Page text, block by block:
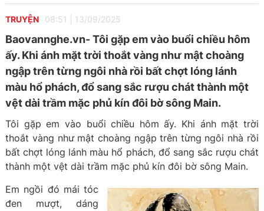
TRUYỆN 08:51 13/09/2025
Baovannghe.vn- Tôi gặp em vào buổi chiều hôm
ấy. Khi ánh mặt trời thoắt vàng như mật choàng
ngập trên từng ngôi nhà rồi bất chợt lóng lánh
màu hổ phách, đổ sang sắc rượu chát thành một
vệt dài trầm mặc phủ kín đôi bờ sông Main.
Tôi gặp em vào buổi chiều hôm ấy. Khi ánh mặt trời
thoắt vàng như mật choàng ngập trên từng ngôi nhà rồi
bất chợt lóng lánh màu hổ phách, đổ sang sắc rượu chát
thành một vệt dài trầm mặc phủ kín đôi bờ sông Main.
Em ngồi đó mái tóc
đen mượt, dáng